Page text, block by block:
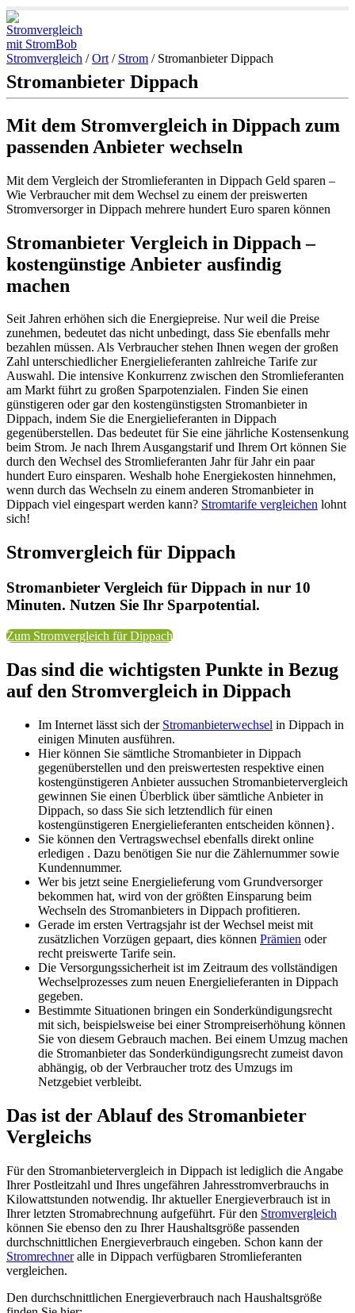
Stromvergleich /Ort / Strom / Stromanbieter Dippach
Stromanbieter Dippach
Mit dem Stromvergleich in Dippach zum
passenden Anbieter wechseln
Mit dem Vergleich der Stromlieferanten in Dippach Geld sparen –
Wie Verbraucher mit dem Wechsel zu einem der preiswerten
Stromversorger in Dippach mehrere hundert Euro sparen können
Stromanbieter Vergleich in Dippach –
kostengünstige Anbieter ausfindig
machen
Seit Jahren erhöhen sich die Energiepreise. Nur weil die Preise
zunehmen, bedeutet das nicht unbedingt, dass Sie ebenfalls mehr
bezahlen müssen. Als Verbraucher stehen Ihnen wegen der großen
Zahl unterschiedlicher Energielieferanten zahlreiche Tarife zur
Auswahl. Die intensive Konkurrenz zwischen den Stromlieferanten
am Markt führt zu großen Sparpotenzialen. Finden Sie einen
günstigeren oder gar den kostengünstigsten Stromanbieter in
Dippach, indem Sie die Energielieferanten in Dippach
gegenüberstellen. Das bedeutet für Sie eine jährliche Kostensenkung
beim Strom. Je nach Ihrem Ausgangstarif und Ihrem Ort können Sie
durch den Wechsel des Stromlieferanten Jahr für Jahr ein paar
hundert Euro einsparen. Weshalb hohe Energiekosten hinnehmen,
wenn durch das Wechseln zu einem anderen Stromanbieter in
Dippach viel eingespart werden kann? Stromtarife vergleichen lohnt
sich!
Stromvergleich für Dippach
Stromanbieter Vergleich für Dippach in nur 10
Minuten. Nutzen Sie Ihr Sparpotential.
Zum Stromvergleich für Dippach
Das sind die wichtigsten Punkte in Bezug
auf den Stromvergleich in Dippach
Im Internet lässt sich der Stromanbieterwechsel in Dippach in
einigen Minuten ausführen.
Hier können Sie sämtliche Stromanbieter in Dippach
gegenüberstellen und den preiswertesten respektive einen
kostengünstigeren Anbieter aussuchen Stromanbietervergleich
gewinnen Sie einen Überblick über sämtliche Anbieter in
Dippach, so dass Sie sich letztendlich für einen
kostengünstigeren Energielieferanten entscheiden können}.
Sie können den Vertragswechsel ebenfalls direkt online
erledigen . Dazu benötigen Sie nur die Zählernummer sowie
Kundennummer.
Wer bis jetzt seine Energielieferung vom Grundversorger
bekommen hat, wird von der größten Einsparung beim
Wechseln des Stromanbieters in Dippach profitieren.
Gerade im ersten Vertragsjahr ist der Wechsel meist mit
zusätzlichen Vorzügen gepaart, dies können Prämien oder
recht preiswerte Tarife sein.
Die Versorgungssicherheit ist im Zeitraum des vollständigen
Wechselprozesses zum neuen Energielieferanten in Dippach
gegeben.
Bestimmte Situationen bringen ein Sonderkündigungsrecht
mit sich, beispielsweise bei einer Strompreiserhöhung können
Sie von diesem Gebrauch machen. Bei einem Umzug machen
die Stromanbieter das Sonderkündigungsrecht zumeist davon
abhängig, ob der Verbraucher trotz des Umzugs im
Netzgebiet verbleibt.
Das ist der Ablauf des Stromanbieter
Vergleichs
Für den Stromanbietervergleich in Dippach ist lediglich die Angabe
Ihrer Postleitzahl und Ihres ungefähren Jahresstromverbrauchs in
Kilowattstunden notwendig. Ihr aktueller Energieverbrauch ist in
Ihrer letzten Stromabrechnung aufgeführt. Für den Stromvergleich
können Sie ebenso den zu Ihrer Haushaltsgröße passenden
durchschnittlichen Energieverbrauch eingeben. Schon kann der
Stromrechneralle in Dippach verfügbaren Stromlieferanten
vergleichen.
Den durchschnittlichen Energieverbrauch nach Haushaltsgröße